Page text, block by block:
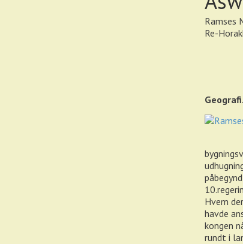
Ramses
Re-
Geografi.
Hvem
havde
kongen
rundt i